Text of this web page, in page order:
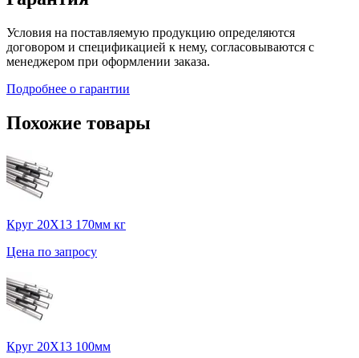
Условия на поставляемую продукцию определяются
договором и спецификацией к нему, согласовываются с
менеджером при оформлении заказа.
Подробнее о гарантии
Похожие товары
Круг 20Х13 170мм кг
Цена по запросу
Круг 20Х13 100мм